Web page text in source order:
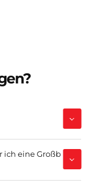
ich eine Großb